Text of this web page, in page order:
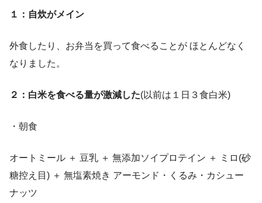
１：自炊がメイン
外食したり、お弁当を買って食べることが ほとんどなく
なりました。
２：白米を食べる量が激減した(以前は１日３食白米)
・朝食
オートミール ＋ 豆乳 ＋ 無添加ソイプロテイン ＋ ミロ(砂
糖控え目) ＋ 無塩素焼き アーモンド・くるみ・カシュー
ナッツ